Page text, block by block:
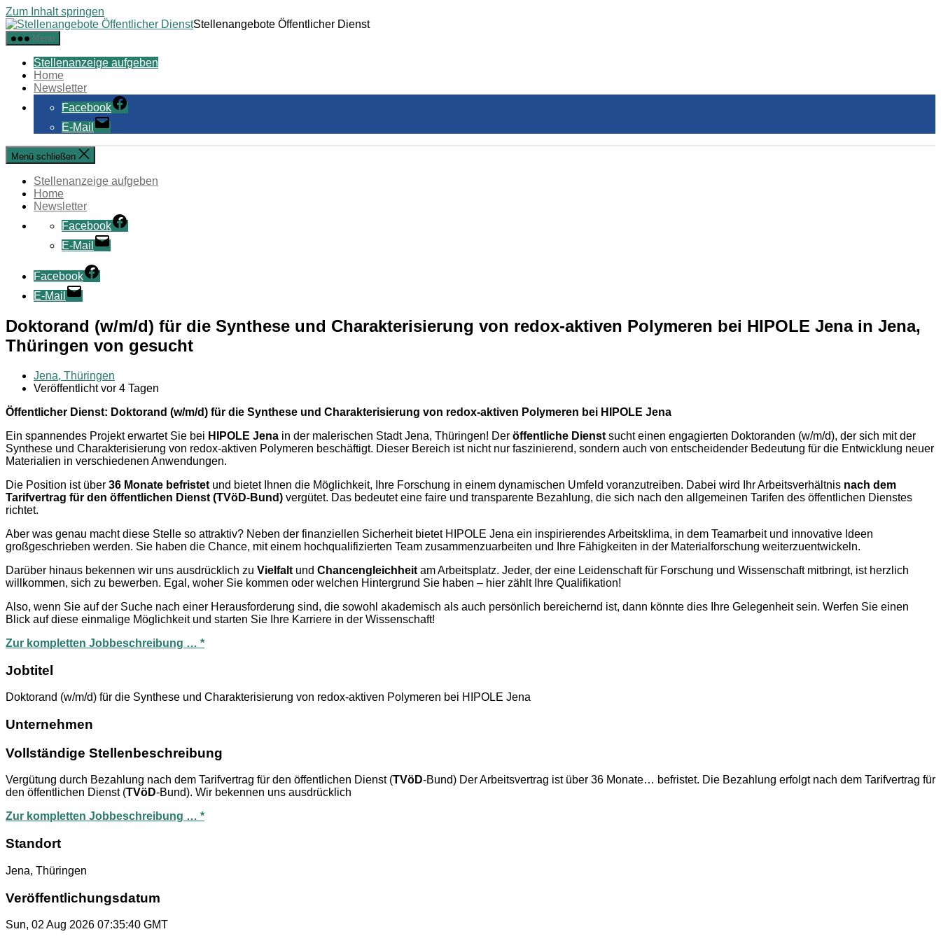
Zum Inhalt springen
Stellenangebote Öffentlicher Dienst
Menü
Stellenanzeige aufgeben
Home
Newsletter
Facebook
E-Mail
Menü schließen
Stellenanzeige aufgeben
Home
Newsletter
Facebook
E-Mail
Facebook
E-Mail
Doktorand (w/m/d) für die Synthese und Charakterisierung von redox-aktiven Polymeren bei HIPOLE Jena in Jena,
Thüringen von gesucht
Jena, Thüringen
Veröffentlicht vor 4 Tagen
Öffentlicher Dienst: Doktorand (w/m/d) für die Synthese und Charakterisierung von redox-aktiven Polymeren bei HIPOLE Jena
Ein spannendes Projekt erwartet Sie bei HIPOLE Jena in der malerischen Stadt Jena, Thüringen! Der öffentliche Dienst sucht einen engagierten Doktoranden (w/m/d), der sich mit der
Synthese und Charakterisierung von redox-aktiven Polymeren beschäftigt. Dieser Bereich ist nicht nur faszinierend, sondern auch von entscheidender Bedeutung für die Entwicklung neuer
Materialien in verschiedenen Anwendungen.
Die Position ist über 36 Monate befristet und bietet Ihnen die Möglichkeit, Ihre Forschung in einem dynamischen Umfeld voranzutreiben. Dabei wird Ihr Arbeitsverhältnis nach dem
Tarifvertrag für den öffentlichen Dienst (TVöD-Bund) vergütet. Das bedeutet eine faire und transparente Bezahlung, die sich nach den allgemeinen Tarifen des öffentlichen Dienstes
richtet.
Aber was genau macht diese Stelle so attraktiv? Neben der finanziellen Sicherheit bietet HIPOLE Jena ein inspirierendes Arbeitsklima, in dem Teamarbeit und innovative Ideen
großgeschrieben werden. Sie haben die Chance, mit einem hochqualifizierten Team zusammenzuarbeiten und Ihre Fähigkeiten in der Materialforschung weiterzuentwickeln.
Darüber hinaus bekennen wir uns ausdrücklich zu Vielfalt und Chancengleichheit am Arbeitsplatz. Jeder, der eine Leidenschaft für Forschung und Wissenschaft mitbringt, ist herzlich
willkommen, sich zu bewerben. Egal, woher Sie kommen oder welchen Hintergrund Sie haben – hier zählt Ihre Qualifikation!
Also, wenn Sie auf der Suche nach einer Herausforderung sind, die sowohl akademisch als auch persönlich bereichernd ist, dann könnte dies Ihre Gelegenheit sein. Werfen Sie einen
Blick auf diese einmalige Möglichkeit und starten Sie Ihre Karriere in der Wissenschaft!
Zur kompletten Jobbeschreibung … *
Jobtitel
Doktorand (w/m/d) für die Synthese und Charakterisierung von redox-aktiven Polymeren bei HIPOLE Jena
Unternehmen
Vollständige Stellenbeschreibung
Vergütung durch Bezahlung nach dem Tarifvertrag für den öffentlichen Dienst (TVöD-Bund) Der Arbeitsvertrag ist über 36 Monate… befristet. Die Bezahlung erfolgt nach dem Tarifvertrag für
den öffentlichen Dienst (TVöD-Bund). Wir bekennen uns ausdrücklich
Zur kompletten Jobbeschreibung … *
Standort
Jena, Thüringen
Veröffentlichungsdatum
Sun, 02 Aug 2026 07:35:40 GMT